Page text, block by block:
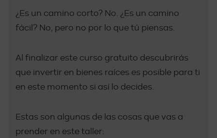
¿Es un camino corto? No. ¿Es un camino
fácil? No, pero no por lo que tú piensas.
Al finalizar este curso gratuito descubrirás
que invertir en bienes raíces es posible para ti
en este momento si así lo decides.
Estas son algunas de las cosas que vas a
prender en este taller: